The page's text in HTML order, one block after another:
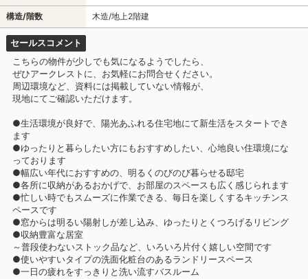
構造/階数 木造/地上2階建
セールスコメント
こちらの物件が少しでも気になるようでしたら、
ぜひアークレストに、お気軽にお問合せください。
周辺環境など、資料には掲載していない情報が、
現地にてご確認いただけます。
●生活環境が良好で、陽光あふれる住宅地にて新生活をスタートでき
ます
●ゆったりと暮らしたい方にもおすすめしたい、心地良い住環境にな
っております
●幅広い年代におすすめの、明るくのびのび暮らせる邸宅
●各所に収納があるおかげで、お部屋のスペースも広く感じられます
●忙しい時でもスムーズに作業できる、毎日を楽しくするキッチンス
ペースです
●窓からは明るい陽射しが差し込み、ゆったりとくつろげるリビング
●収納豊富な居室
～普段使わないストック品など、いろいろ片付く嬉しい空間です
●使いやすいタイプの洗面化粧台のあるランドリースペース
●一日の疲れをすっきりと洗い流すバスルーム